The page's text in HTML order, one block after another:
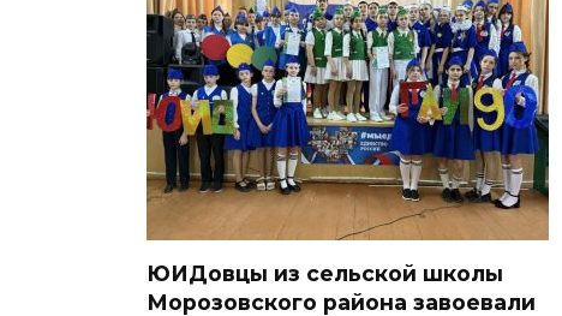
ЮИДовцы из сельской школы
Морозовского района завоевали